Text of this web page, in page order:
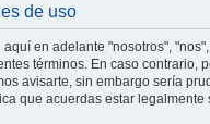
de uso
en adelante "nosotros",
términos. En caso contrario,
avisarte, sin embargo sería
que acuerdas estar